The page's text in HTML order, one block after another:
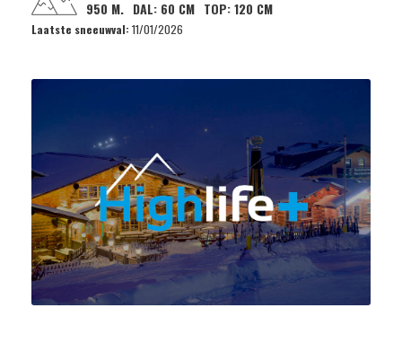
950 M. DAL:60 CM TOP:120 CM
Laatste sneeuwval: 11/01/2026